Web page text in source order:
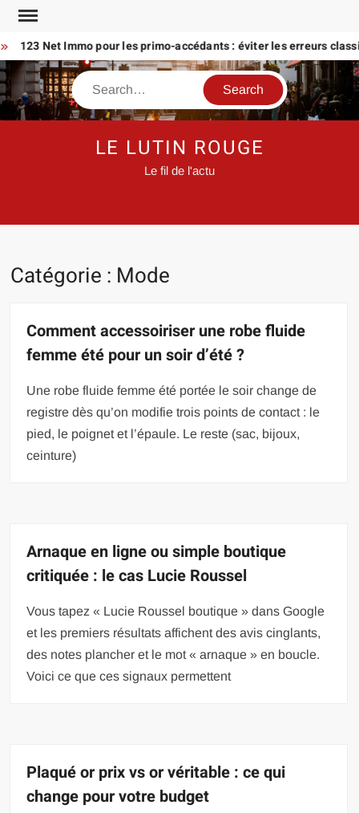
Skip
content
123 Net Immo pour les primo-accédants : éviter les erreurs
Search
LE LUTIN ROUGE
Le fil de l'actu
Catégorie : Mode
Comment accessoiriser une robe fluide
femme été pour un soir d’été ?
Une robe fluide femme été portée le soir change de
registre dès qu’on modifie trois points de contact : le
pied, le poignet et l’épaule. Le reste (sac, bijoux,
ceinture)
Arnaque en ligne ou simple boutique
critiquée : le cas Lucie Roussel
Vous tapez « Lucie Roussel boutique » dans Google
et les premiers résultats affichent des avis cinglants,
des notes plancher et le mot « arnaque » en boucle.
Voici ce que ces signaux permettent
Plaqué or prix vs or véritable : ce qui
change pour votre budget